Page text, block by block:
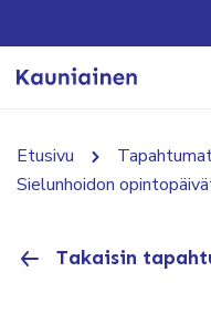
Etusivu
Sielunhoidon
Takaisin